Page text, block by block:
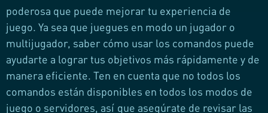
poderosa que puede mejorar tu experiencia de
juego. Ya sea que juegues en modo un jugador o
multijugador, saber cómo usar los comandos puede
ayudarte a lograr tus objetivos más rápidamente y de
manera eficiente. Ten en cuenta que no todos los
comandos están disponibles en todos los modos de
juego o servidores, así que asegúrate de revisar las